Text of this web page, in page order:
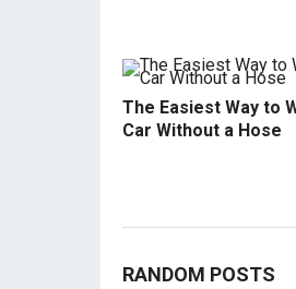
The Easiest Way to
Car Without a Hose
RANDOM POSTS